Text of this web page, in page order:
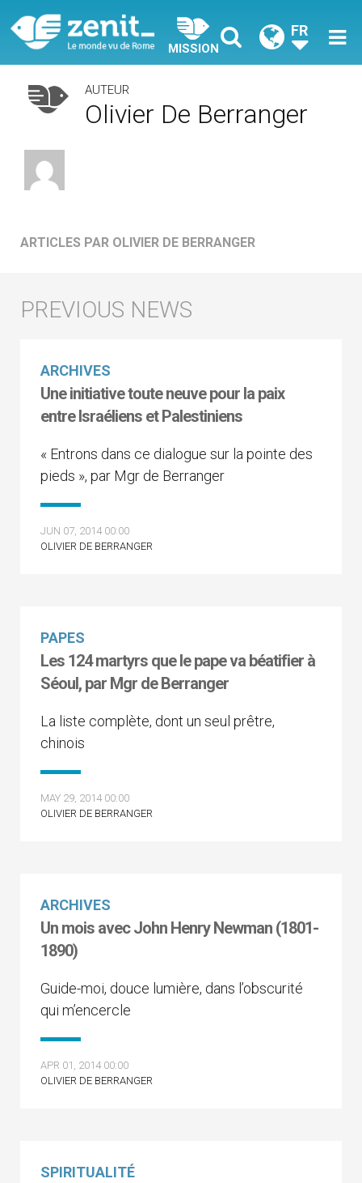
MISSION
FR
AUTEUR
Olivier De Berranger
ARTICLES PAR OLIVIER DE BERRANGER
ARCHIVES
Une initiative toute neuve pour la paix
entre Israéliens et Palestiniens
« Entrons dans ce dialogue sur la pointe des
pieds », par Mgr de Berranger
JUN 07, 2014 00:00
OLIVIER DE BERRANGER
PAPES
Les 124 martyrs que le pape va béatifier à
Séoul, par Mgr de Berranger
La liste complète, dont un seul prêtre,
chinois
MAY 29, 2014 00:00
OLIVIER DE BERRANGER
ARCHIVES
Un mois avec John Henry Newman (1801-
1890)
Guide-moi, douce lumière, dans l’obscurité
qui m’encercle
APR 01, 2014 00:00
OLIVIER DE BERRANGER
SPIRITUALITÉ